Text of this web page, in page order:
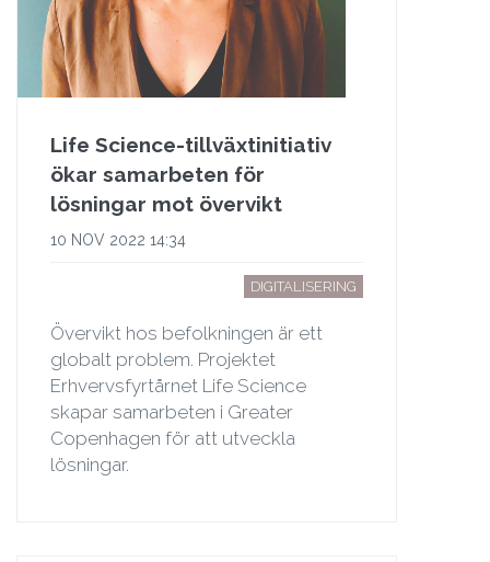
Life Science-tillväxtinitiativ
ökar samarbeten för
lösningar mot övervikt
10 NOV 2022 14:34
DIGITALISERING
Övervikt hos befolkningen är ett
globalt problem. Projektet
Erhvervsfyrtårnet Life Science
skapar samarbeten i Greater
Copenhagen för att utveckla
lösningar.